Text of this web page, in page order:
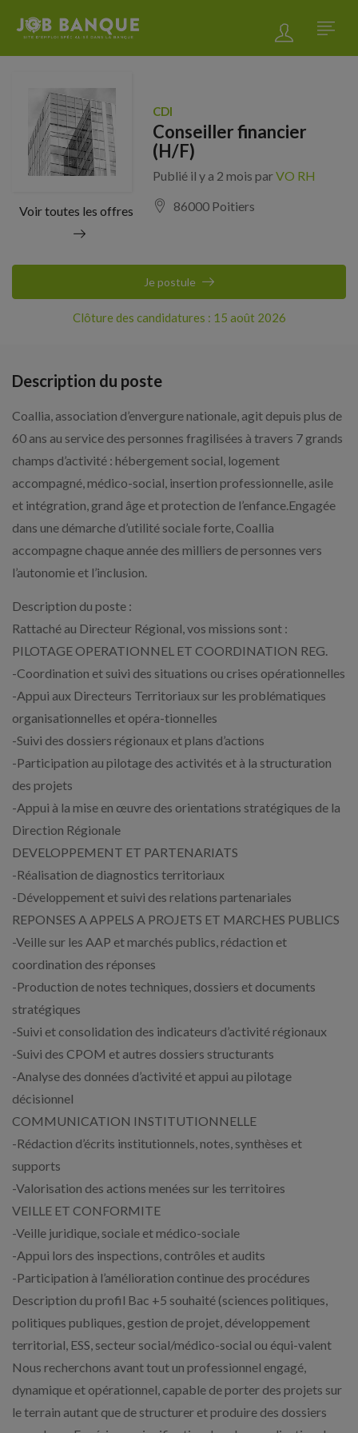
Voir toutes les offres
CDI
Conseiller financier
(H/F)
Publié il y a 2 mois parVO RH
86000 Poitiers
Clôture des candidatures : 15 août 2026
Je postule
Description du poste
Coallia, association d’envergure nationale, agit depuis plus de
60 ans au service des personnes fragilisées à travers 7 grands
champs d’activité : hébergement social, logement
accompagné, médico-social, insertion professionnelle, asile
et intégration, grand âge et protection de l’enfance.Engagée
dans une démarche d’utilité sociale forte, Coallia
accompagne chaque année des milliers de personnes vers
l’autonomie et l’inclusion.
Description du poste :
Rattaché au Directeur Régional, vos missions sont :
PILOTAGE OPERATIONNEL ET COORDINATION REG.
-Coordination et suivi des situations ou crises opérationnelles
-Appui aux Directeurs Territoriaux sur les problématiques
organisationnelles et opéra-tionnelles
-Suivi des dossiers régionaux et plans d’actions
-Participation au pilotage des activités et à la structuration
des projets
-Appui à la mise en œuvre des orientations stratégiques de la
Direction Régionale
DEVELOPPEMENT ET PARTENARIATS
-Réalisation de diagnostics territoriaux
-Développement et suivi des relations partenariales
REPONSES A APPELS A PROJETS ET MARCHES PUBLICS
-Veille sur les AAP et marchés publics, rédaction et
coordination des réponses
-Production de notes techniques, dossiers et documents
stratégiques
-Suivi et consolidation des indicateurs d’activité régionaux
-Suivi des CPOM et autres dossiers structurants
-Analyse des données d’activité et appui au pilotage
décisionnel
COMMUNICATION INSTITUTIONNELLE
-Rédaction d’écrits institutionnels, notes, synthèses et
supports
-Valorisation des actions menées sur les territoires
VEILLE ET CONFORMITE
-Veille juridique, sociale et médico-sociale
-Appui lors des inspections, contrôles et audits
-Participation à l’amélioration continue des procédures
Description du profil Bac +5 souhaité (sciences politiques,
politiques publiques, gestion de projet, développement
territorial, ESS, secteur social/médico-social ou équi-valent
Nous recherchons avant tout un professionnel engagé,
dynamique et opérationnel, capable de porter des projets sur
le terrain autant que de structurer et produire des dossiers